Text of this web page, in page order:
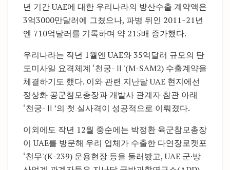
년 기간 UAE에 대한 우리나라의 방산수출 계약액은
3억3000만달러에 그쳤으나, 파병 뒤인 2011~21년
엔 710억달러를 기록하며 약 215배 증가했다.
우리나라는 작년 1월엔 UAE와 35억달러 규모의 탄
도미사일 요격체계 ‘천궁-Ⅱ'(M-SAM2) 수출계약을
체결하기도 했다. 이와 관련 지난달 UAE 현지에선
정상화 공군참모총장과 개발사 관계자 참관 아래
‘천궁-Ⅱ’의 첫 실사격이 성공적으로 이뤄졌다.
이외에도 작년 12월 중순에는 박정환 육군참모총장
이 UAE를 방문해 우리 업체가 수출한 다연장로켓포
‘천무'(K-239) 운용현장 등을 둘러봤고, UAE 군·방